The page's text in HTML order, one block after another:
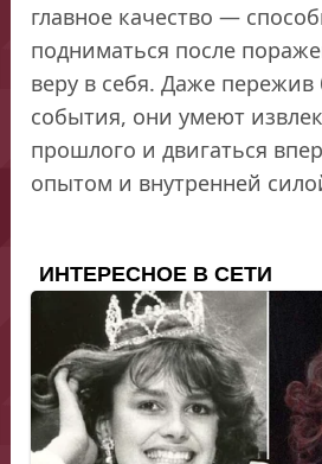
главное качество —
подниматься после
веру в себя. Даже
события, они умеют
прошлого и двигаться
опытом и внутренней